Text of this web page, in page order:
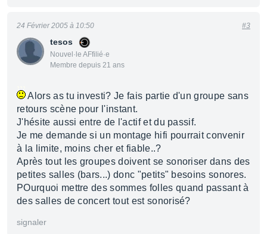
tesos
Nouvel·le AFfilié·e
Membre depuis 21 ans
24 Février 2005 à 10:50 #3
Alors as tu investi? Je fais partie d'un groupe sans
retours scène pour l'instant.
J'hésite aussi entre de l'actif et du passif.
Je me demande si un montage hifi pourrait convenir
à la limite, moins cher et fiable..?
Après tout les groupes doivent se sonoriser dans des
petites salles (bars...) donc "petits" besoins sonores.
POurquoi mettre des sommes folles quand passant à
des salles de concert tout est sonorisé?
signaler